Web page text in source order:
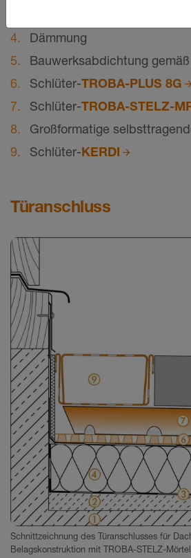
Dämmung
Bauwerksabdichtung
Schlüter-TROBA-PLUS 8G
Schlüter-TROBA-STELZ-
Großformatige
Schlüter-KERDI
Türanschluss
Schnittzeichnung des Türanschlusses für
Belagskonstruktion mit TROBA-STELZ-